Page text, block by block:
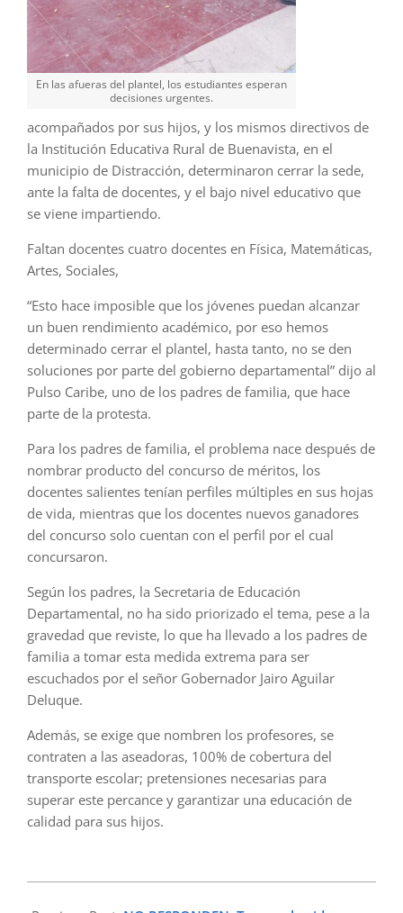
En las afueras del plantel, los estudiantes esperan
decisiones urgentes.
acompañados por sus hijos, y los mismos directivos de
la Institución Educativa Rural de Buenavista, en el
municipio de Distracción, determinaron cerrar la sede,
ante la falta de docentes, y el bajo nivel educativo que
se viene impartiendo.
Faltan docentes cuatro docentes en Física, Matemáticas,
Artes, Sociales,
“Esto hace imposible que los jóvenes puedan alcanzar
un buen rendimiento académico, por eso hemos
determinado cerrar el plantel, hasta tanto, no se den
soluciones por parte del gobierno departamental” dijo al
Pulso Caribe, uno de los padres de familia, que hace
parte de la protesta.
Para los padres de familia, el problema nace después de
nombrar producto del concurso de méritos, los
docentes salientes tenían perfiles múltiples en sus hojas
de vida, mientras que los docentes nuevos ganadores
del concurso solo cuentan con el perfil por el cual
concursaron.
Según los padres, la Secretaria de Educación
Departamental, no ha sido priorizado el tema, pese a la
gravedad que reviste, lo que ha llevado a los padres de
familia a tomar esta medida extrema para ser
escuchados por el señor Gobernador Jairo Aguilar
Deluque.
Además, se exige que nombren los profesores, se
contraten a las aseadoras, 100% de cobertura del
transporte escolar; pretensiones necesarias para
superar este percance y garantizar una educación de
calidad para sus hijos.